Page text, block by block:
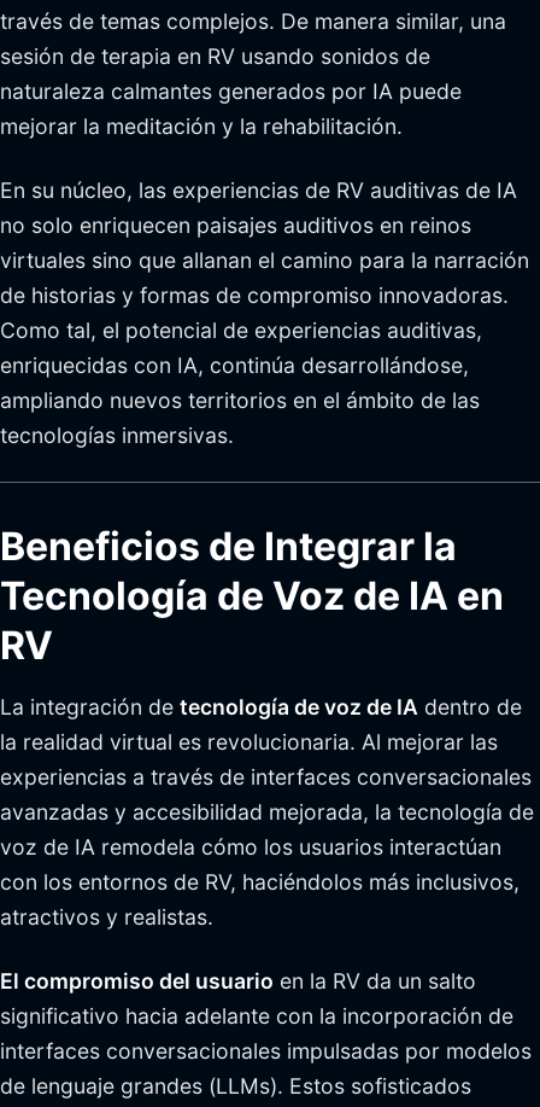
través de temas complejos. De manera similar, una
sesión de terapia en RV usando sonidos de
naturaleza calmantes generados por IA puede
mejorar la meditación y la rehabilitación.
En su núcleo, las experiencias de RV auditivas de IA
no solo enriquecen paisajes auditivos en reinos
virtuales sino que allanan el camino para la narración
de historias y formas de compromiso innovadoras.
Como tal, el potencial de experiencias auditivas,
enriquecidas con IA, continúa desarrollándose,
ampliando nuevos territorios en el ámbito de las
tecnologías inmersivas.
Beneficios de Integrar la
Tecnología de Voz de IA en
RV
La integración de tecnología de voz de IA dentro de
la realidad virtual es revolucionaria. Al mejorar las
experiencias a través de interfaces conversacionales
avanzadas y accesibilidad mejorada, la tecnología de
voz de IA remodela cómo los usuarios interactúan
con los entornos de RV, haciéndolos más inclusivos,
atractivos y realistas.
El compromiso del usuario en la RV da un salto
significativo hacia adelante con la incorporación de
interfaces conversacionales impulsadas por modelos
de lenguaje grandes (LLMs). Estos sofisticados